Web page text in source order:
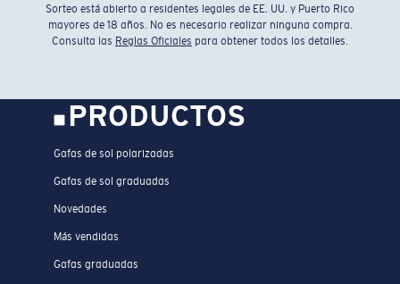
Sorteo está abierto a residentes legales de EE. UU. y Puerto Rico
mayores de 18 años. No es necesario realizar ninguna compra.
Consulta las Reglas Oficiales para obtener todos los detalles.
PRODUCTOS
Gafas de sol polarizadas
Gafas de sol graduadas
Novedades
Más vendidas
Gafas graduadas